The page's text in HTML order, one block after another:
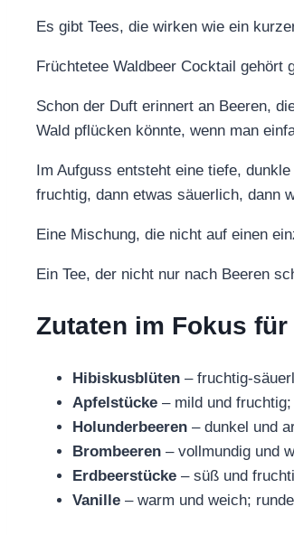
Es gibt Tees, die wirken wie ein
Früchtetee Waldbeer Cocktail gehört
Schon der Duft erinnert an Beeren,
Wald pflücken könnte, wenn man
Im Aufguss entsteht eine tiefe,
fruchtig, dann etwas säuerlich, dann
Eine Mischung, die nicht auf einen
Ein Tee, der nicht nur nach Beeren
Zutaten im Fokus
Hibiskusblüten – fruchtig-
Apfelstücke – mild und
Holunderbeeren – dunkel und
Brombeeren – vollmundig und
Erdbeerstücke – süß und
Vanille – warm und weich;